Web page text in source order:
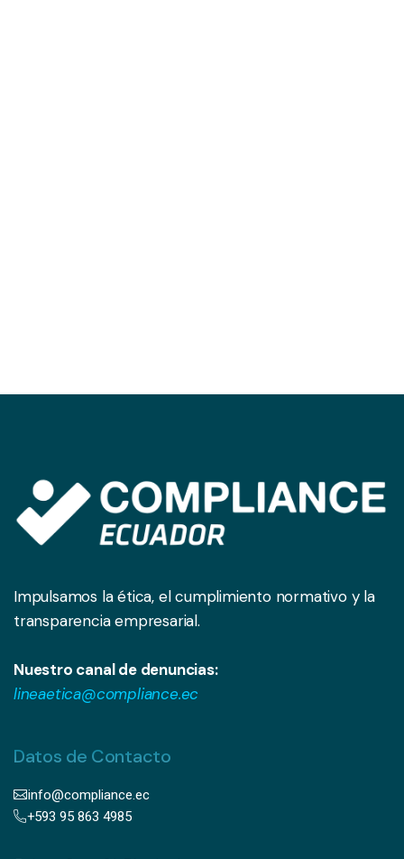
Impulsamos la ética, el cumplimiento normativo y la
transparencia empresarial.
Nuestro canal de denuncias:
lineaetica@compliance.ec
Datos de Contacto
info@compliance.ec
+593 95 863 4985